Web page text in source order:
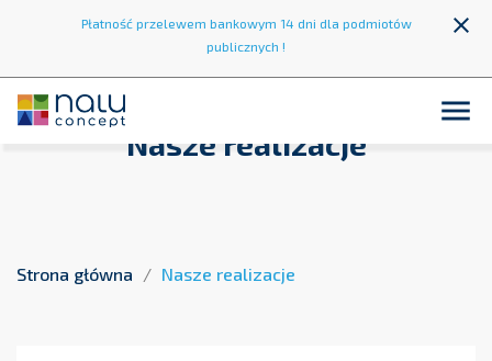
Płatność przelewem bankowym 14 dni dla podmiotów
publicznych !
close

Nasze realizacje
Strona główna Nasze realizacje